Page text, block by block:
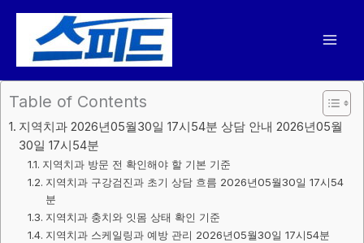
건
너
Table of Contents
지역치과 2026년05월30일 17시54분 상담 안내 2026년05월
30일 17시54분
지역치과 방문 전 확인해야 할 기본 기준
지역치과 구강검진과 초기 상담 흐름 2026년05월30일 17시54
분
지역치과 충치와 잇몸 상태 확인 기준
지역치과 스케일링과 예방 관리 2026년05월30일 17시54분